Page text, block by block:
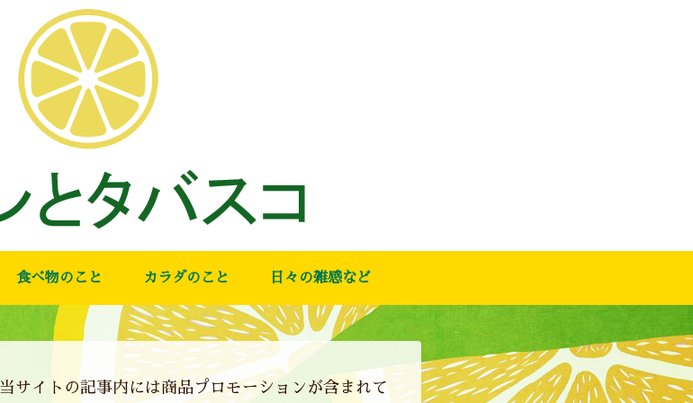
食べ物のこと カラダのこと 日々の雑感など
当サイトの記事内には商品プロモーションが含まれて